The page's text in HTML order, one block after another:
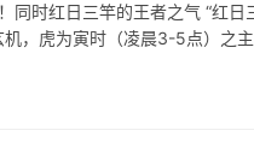
时红日三竿的王者之气 “红日
，虎为寅时（凌晨3-5点）之主